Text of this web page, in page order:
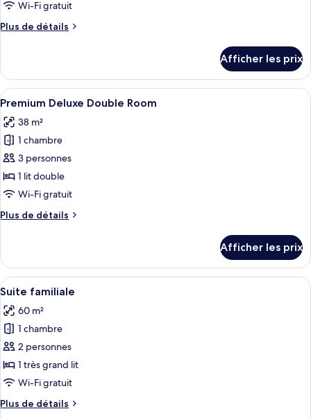
chambre :
Room
Wi-Fi gratuit
Plus de détails
Plus
Deluxe
Double
Room
Afficher les prix
Afficher
toutes
les
photos
pour
ce
type
chambre :
Double
Room
Premium Deluxe Double Room |
4
Premium Deluxe Double Room
38 m²
1 chambre
3 personnes
1 lit double
Wi-Fi gratuit
Plus de détails
Plus
Premium
Deluxe
Double
Afficher les prix
Afficher
toutes
les
photos
pour
ce
type
chambre :
Une chambre d’hôtel avec un
6
Suite familiale
60 m²
1 chambre
2 personnes
1 très grand lit
Wi-Fi gratuit
Plus de détails
Plus